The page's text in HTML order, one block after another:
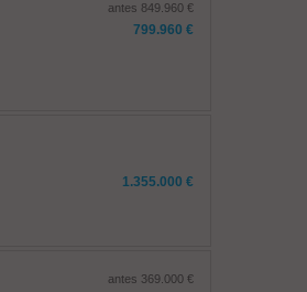
antes 849.960 €
799.960 €
1.355.000 €
antes 369.000 €